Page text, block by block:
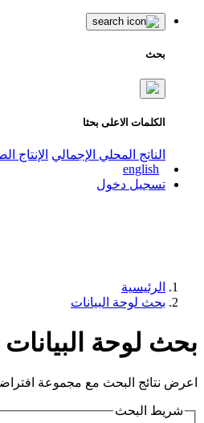
بحث
الكلمات الاعلى بحثا
الناتج المحلي الإجمالي الإنتاج
english
تسجيل دخول
الرئيسية
بحث لوحة البيانات
بحث لوحة البيانات
اعرض نتائج البحث مع مجموعة
شريط البحث